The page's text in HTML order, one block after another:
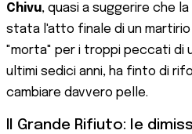
Chivu, quasi a suggerire che
stata l'atto finale di un
"morta" per i troppi peccati di
ultimi sedici anni, ha finto di
cambiare davvero pelle.
Il Grande Rifiuto: le